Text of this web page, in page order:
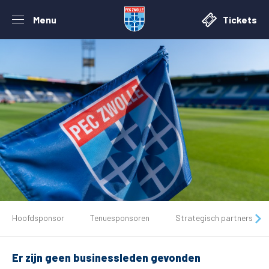
Menu Tickets
Tickets
Matchdays
Hoofdsponsor Tenuesponsoren Strategisch partners
Er zijn geen businessleden gevonden